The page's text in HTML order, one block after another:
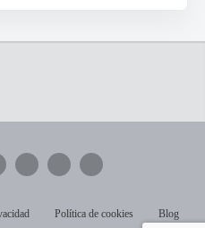
Política de cookies Blog